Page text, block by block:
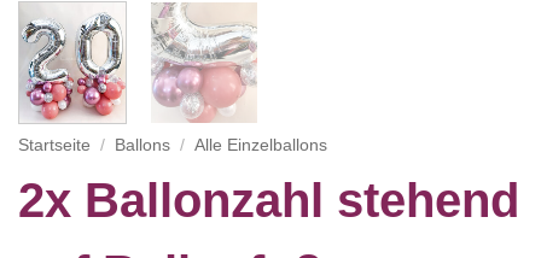
Startseite / Ballons / Alle Einzelballons
2x Ballonzahl stehend